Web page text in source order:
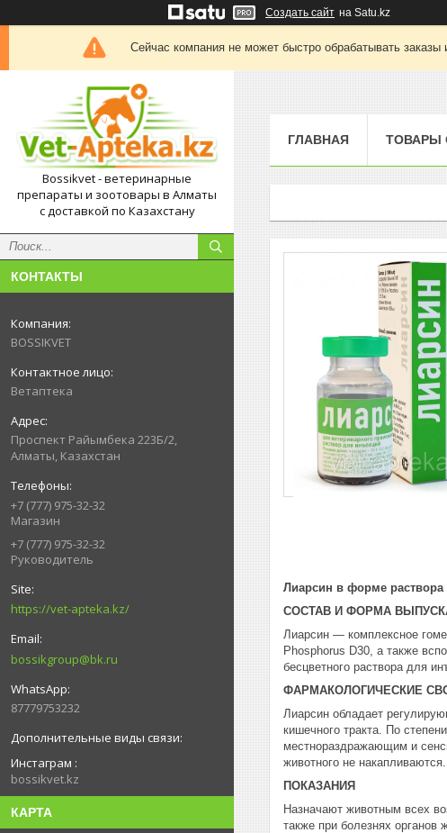
Создать сайт на Satu.kz
Сейчас компания не может быстро обрабатывать
Bossikvet - ветеринарные
препараты и зоотовары в Алматы
с доставкой по Казахстану
КОНТАКТЫ
BOSSIKVET
Ветаптека
Проспект Райымбека 223Б/2,
Алматы, Казахстан
+7 (777) 975-32-32
Магазин
+7 (777) 975-32-32
Руководитель
https://vet-apteka.kz/
bossikgroup@bk.ru
87779753232
Инстаграм
bossikvet.kz
КАРТА
ГЛАВНАЯ ТОВАРЫ
Лиарсин в форме раствора
СОСТАВ И ФОРМА
Лиарсин — комплексное
Phosphorus D30, а также
бесцветного раствора для
ФАРМАКОЛОГИЧЕСКИЕ
Лиарсин обладает
кишечного тракта. По
местнораздражающим и
животного не накапливаются.
ПОКАЗАНИЯ
Назначают животным всех
также при болезнях органов